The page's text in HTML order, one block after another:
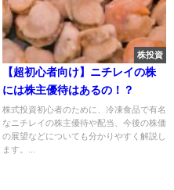
株投資
【超初心者向け】ニチレイの株
には株主優待はあるの！？
株式投資初心者のために、冷凍食品で有名
なニチレイの株主優待や配当、今後の株価
の展望などについても分かりやすく解説し
ます。...